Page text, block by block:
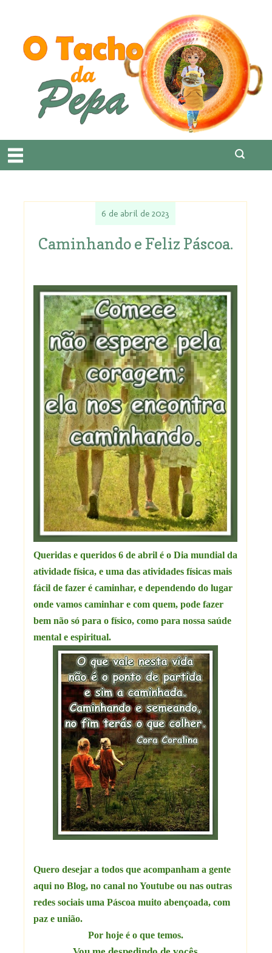
6 de abril de 2023
Caminhando e Feliz Páscoa.
Queridas e queridos 6 de abril é o Dia mundial da
atividade física, e uma das atividades físicas mais
fácil de fazer é caminhar, e dependendo do lugar
onde vamos caminhar e com quem, pode fazer
bem não só para o físico, como para nossa saúde
mental e espiritual.
Quero desejar a todos que acompanham a gente
aqui no Blog, no canal no Youtube ou nas outras
redes sociais uma Páscoa muito abençoada, com
paz e união.
Por hoje é o que temos.